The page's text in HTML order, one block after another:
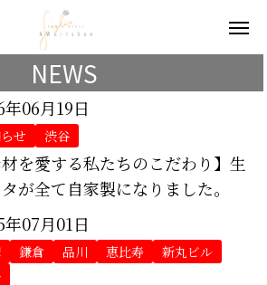
NEWS
年06月19日
せ 渋谷
材を愛する私たちのこだわり】生
が全て自家製になりました。
年07月01日
鎌倉 品川 恵比寿
新丸ビル